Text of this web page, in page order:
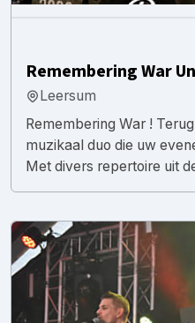
Remembering War
Leersum
Remembering War !
muzikaal duo die uw
Met divers repertoire uit